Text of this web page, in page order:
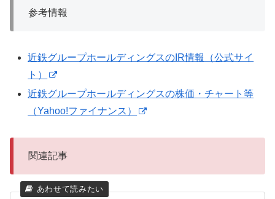
参考情報
近鉄グループホールディングスのIR情報（公式サイ
ト）
近鉄グループホールディングスの株価・チャート等
（Yahoo!ファイナンス）
関連記事